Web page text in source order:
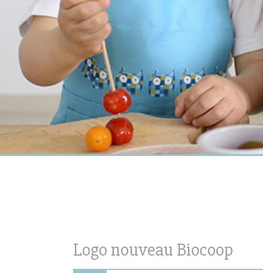
Logo nouveau Biocoop